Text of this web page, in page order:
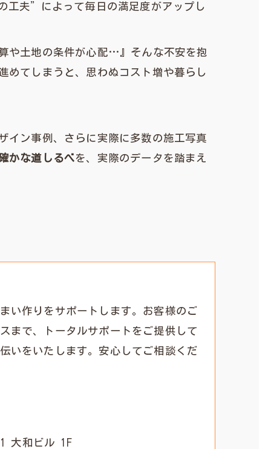
工夫”によって毎日の満足度がアップし
や土地の条件が心配…』そんな不安を抱
めてしまうと、思わぬコスト増や暮らし
イン事例、さらに実際に多数の施工写真
かな道しるべを、実際のデータを踏まえ
い作りをサポートします。お客様のご
まで、トータルサポートをご提供して
いをいたします。安心してご相談くだ
大和ビル 1F